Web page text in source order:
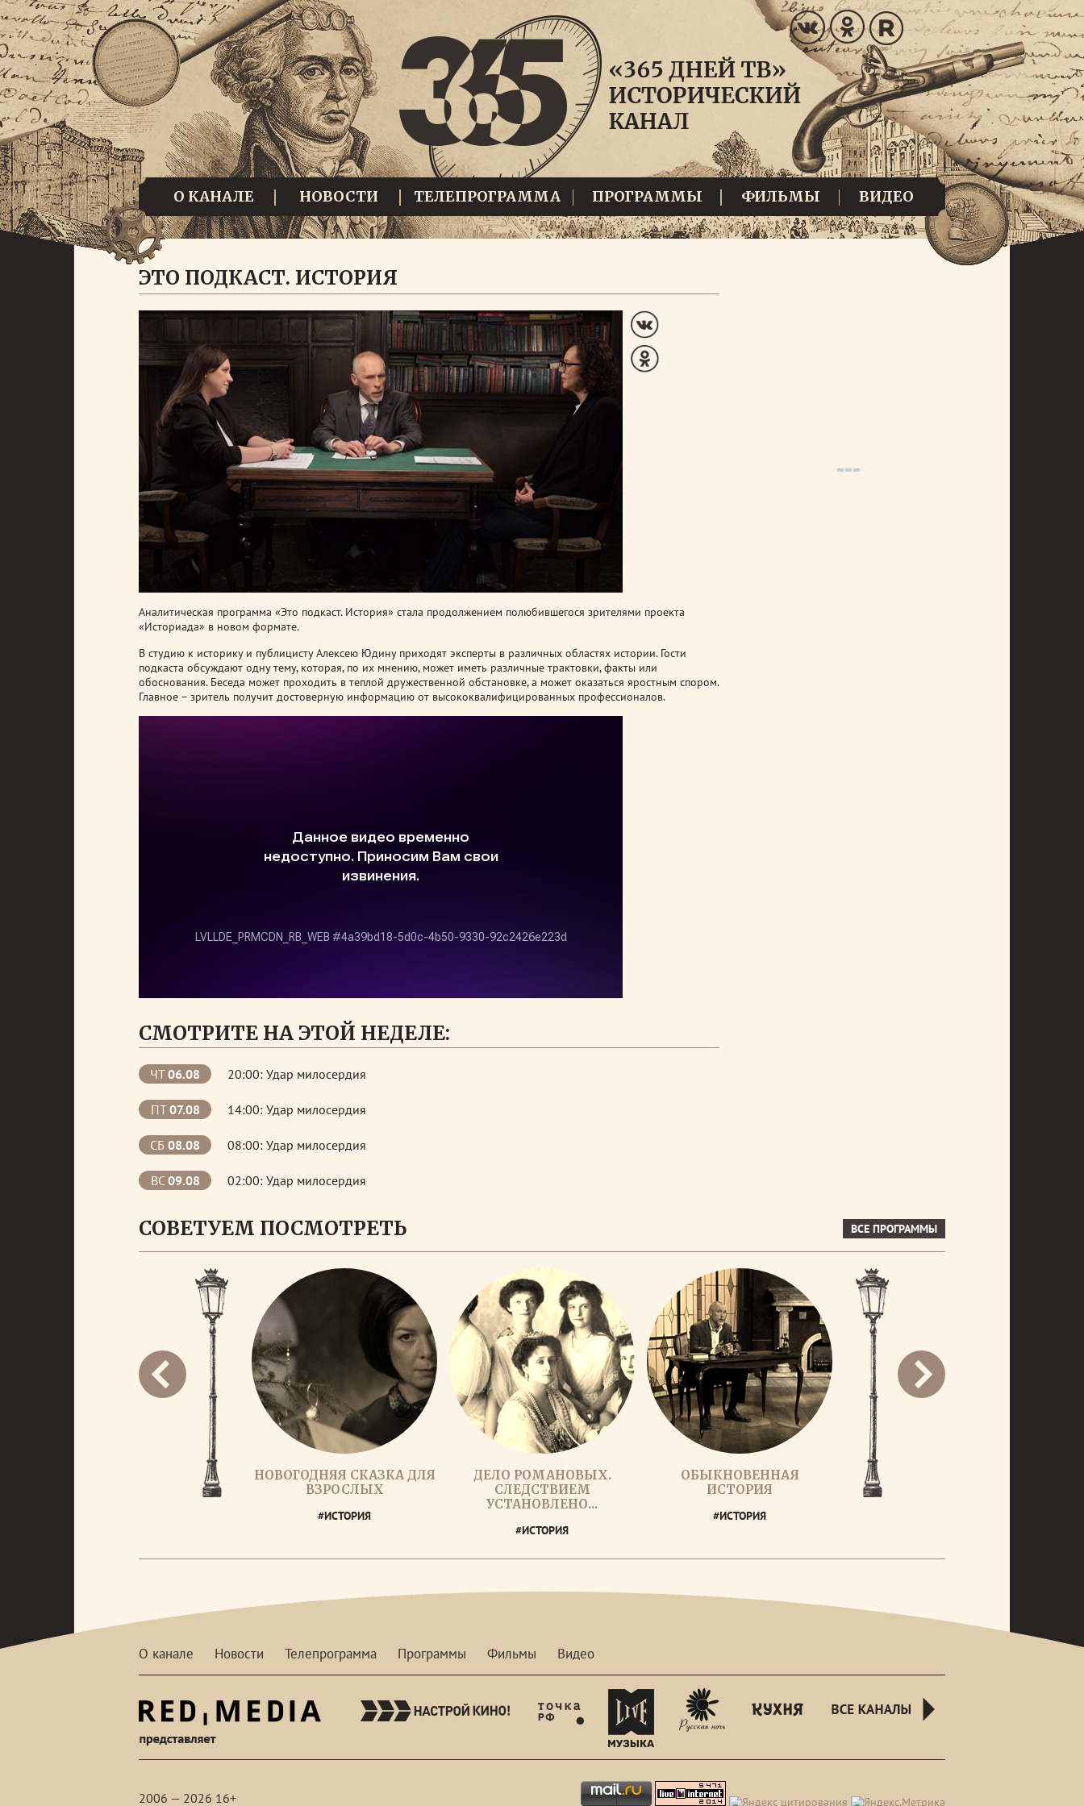
О КАНАЛЕ НОВОСТИ ТЕЛЕПРОГРАММА ПРОГРАММЫ ФИЛЬМЫ ВИДЕО
ЭТО ПОДКАСТ. ИСТОРИЯ
Аналитическая программа «Это подкаст. История» стала продолжением полюбившегося зрителями проекта
«Историада» в новом формате.
В студию к историку и публицисту Алексею Юдину приходят эксперты в различных областях истории. Гости
подкаста обсуждают одну тему, которая, по их мнению, может иметь различные трактовки, факты или
обоснования. Беседа может проходить в теплой дружественной обстановке, а может оказаться яростным спором.
Главное – зритель получит достоверную информацию от высококвалифицированных профессионалов.
СМОТРИТЕ НА ЭТОЙ НЕДЕЛЕ:
ЧТ06.08 20:00: Удар милосердия
ПТ07.08 14:00: Удар милосердия
СБ 08.08 08:00: Удар милосердия
ВС09.08 02:00: Удар милосердия
СОВЕТУЕМ ПОСМОТРЕТЬ ВСЕ ПРОГРАММЫ
НОВОГОДНЯЯ СКАЗКА ДЛЯ
ВЗРОСЛЫХ
#ИСТОРИЯ
ДЕЛО РОМАНОВЫХ.
СЛЕДСТВИЕМ
УСТАНОВЛЕНО...
#ИСТОРИЯ
ОБЫКНОВЕННАЯ
ИСТОРИЯ
#ИСТОРИЯ
О канале Новости Телепрограмма Программы Фильмы Видео
nastroykino mymusictv rusnight kuhnyatv
2006 — 2026 16+